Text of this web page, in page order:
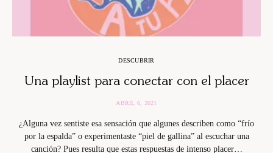
DESCUBRIR
Una playlist para conectar con el placer
ABRIL 6, 2021
¿Alguna vez sentiste esa sensación que algunes describen como “frío
por la espalda” o experimentaste “piel de gallina” al escuchar una
canción? Pues resulta que estas respuestas de intenso placer…